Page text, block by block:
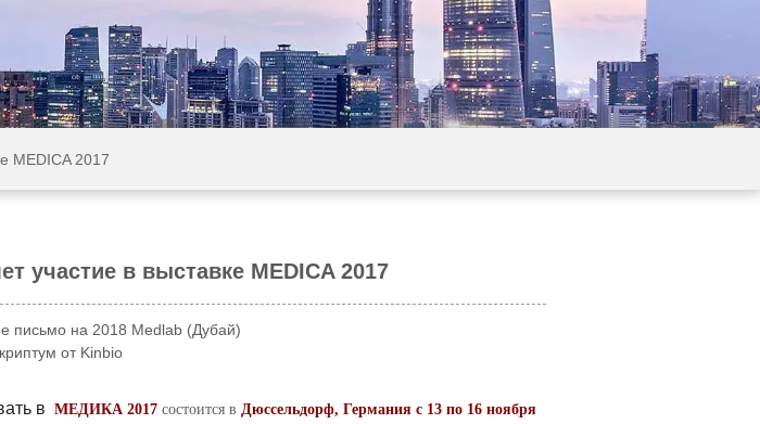
MEDICA 2017
участие в выставке MEDICA 2017
письмо на 2018 Medlab (Дубай)
от Kinbio